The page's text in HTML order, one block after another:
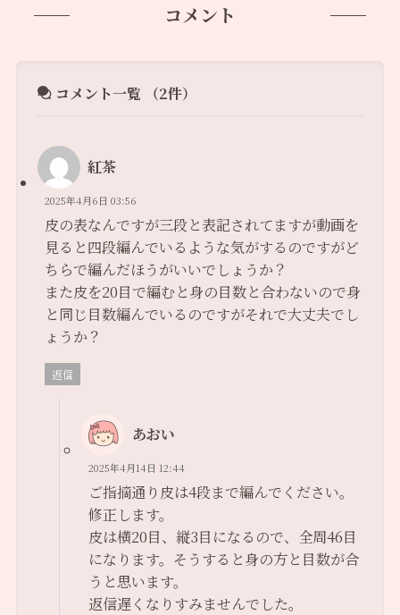
コメント
コメント一覧 （2件）
紅茶
2025年4月6日 03:56
皮の表なんですが三段と表記されてますが動画を
見ると四段編んでいるような気がするのですがど
ちらで編んだほうがいいでしょうか？
また皮を20目で編むと身の目数と合わないので身
と同じ目数編んでいるのですがそれで大丈夫でし
ょうか？
返信
あおい
2025年4月14日 12:44
ご指摘通り皮は4段まで編んでください。
修正します。
皮は横20目、縦3目になるので、全周46目
になります。そうすると身の方と目数が合
うと思います。
返信遅くなりすみませんでした。